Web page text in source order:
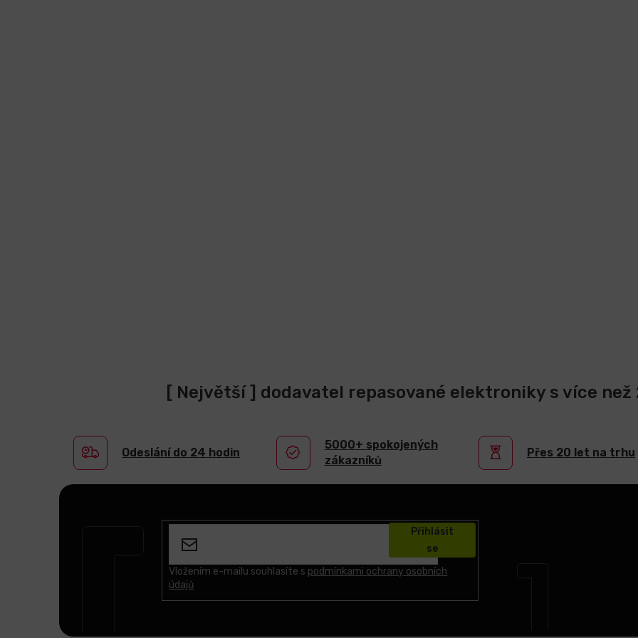
[ Největší ] dodavatel repasované elektroniky s více
Odeslání do 24 hodin
5000+ spokojených
zákazníků
Přes 20 let na trhu
Vložením e-mailu souhlasíte s podmínkami ochrany osobních
údajů
Přihlásit
se